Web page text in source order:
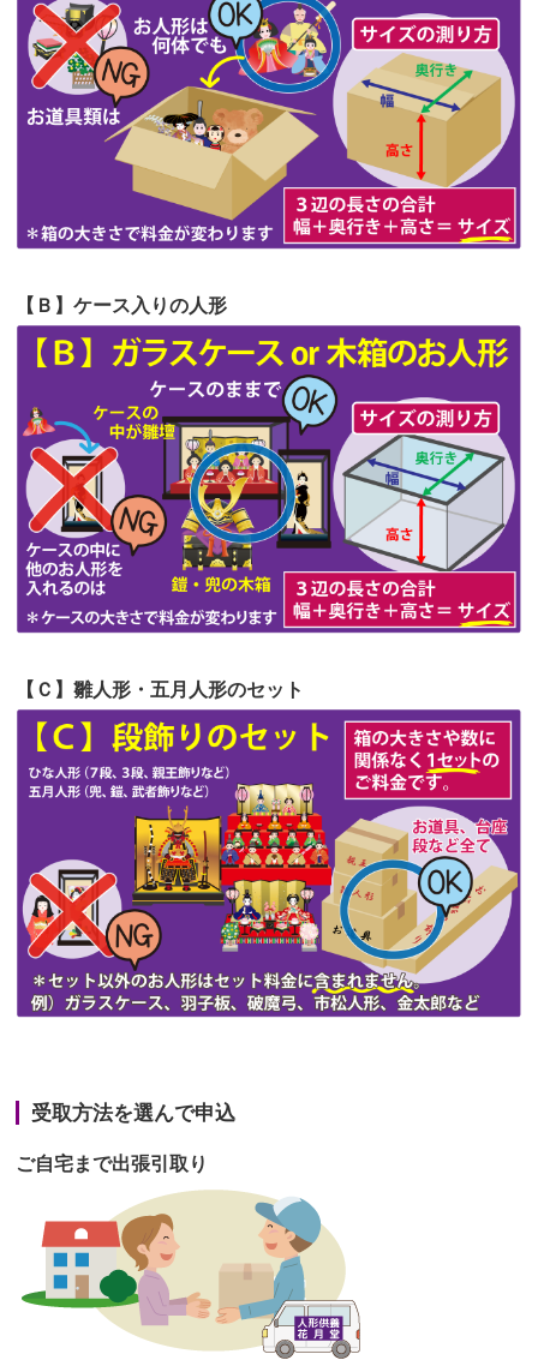
てくださる...
第62回人形供養祭令和5年6月21日(水)
第61回人形供養祭 令和5年5月19日(金)
第60回人形供養祭令和5年3月28日(火)
第59回人形供養祭 令和5年2月10日(金)
第58回人形供養祭令和5年12月21日(水)
第56回人形供養祭 令和4年10月19日(水)
第55回人形供養祭令和4年9月8日(木)
第54回人形供養祭令和4年8月1日(月)
第53回人形供養祭令和4年7月1日(金)
第52回人形供養祭令和4年5月17日(火)
第51回人形供養祭令和4年4月18日(月)
第50回人形供養祭令和4年3月15日(火)
第49回人形供養祭令和4年1月17日(月)
第48回人形供養祭令和3年12月3日(金)
第47回人形供養祭 令和3年10月11日(月)
第46回人形供養祭 令和3年9月13日(月)
第45回人形供養祭令和3年7月12日(月)
第44回人形供養祭令和3年6月3日(木)
第43回人形供養祭令和3年4月23日(金)
第39回人形供養祭令和2年10月22日(木)
第38回人形供養祭 令和2年8月26日(水)
第37回人形供養祭 令和2年6月8日(月)
第36回人形供養祭 令和2年4月16日(木)
【Ｂ】ケース入りの人形
【Ｃ】雛人形・五月人形のセット
受取方法を選んで申込
ご自宅まで出張引取り